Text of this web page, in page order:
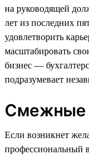
на руководящей
лет из последних
удовлетворить
масштабировать
бизнес —
подразумевает
Смежные
Если возникнет
профессиональный